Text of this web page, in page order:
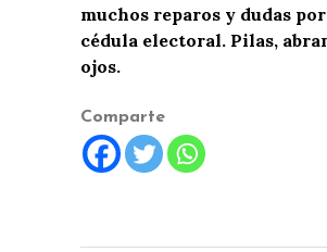
muchos reparos y dudas
cédula electoral. Pilas,
ojos.
Comparte